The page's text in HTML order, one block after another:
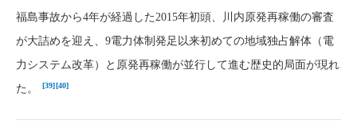
福島事故から4年が経過した2015年初頭、川内原発再稼働の審査
が大詰めを迎え、9電力体制発足以来初めての地域独占解体（電
力システム改革）と原発再稼働が並行して進む歴史的局面が現れ
た。
[39][40]